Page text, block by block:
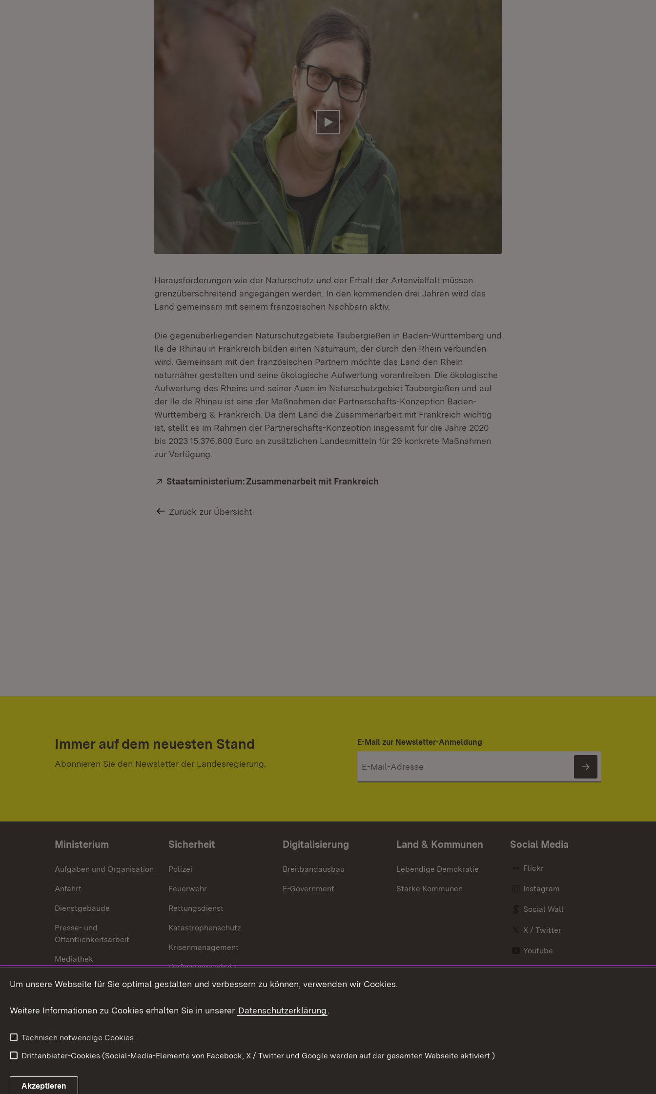
Video abspielen
Herausforderungen wie der Naturschutz und der Erhalt der Artenvielfalt müssen
grenzüberschreitend angegangen werden. In den kommenden drei Jahren wird das
Land gemeinsam mit seinem französischen Nachbarn aktiv.
Die gegenüberliegenden Naturschutzgebiete Taubergießen in Baden-Württemberg und
Ile de Rhinau in Frankreich bilden einen Naturraum, der durch den Rhein verbunden
wird. Gemeinsam mit den französischen Partnern möchte das Land den Rhein
naturnäher gestalten und seine ökologische Aufwertung vorantreiben. Die ökologische
Aufwertung des Rheins und seiner Auen im Naturschutzgebiet Taubergießen und auf
der Ile de Rhinau ist eine der Maßnahmen der Partnerschafts-Konzeption Baden-
Württemberg & Frankreich. Da dem Land die Zusammenarbeit mit Frankreich wichtig
ist, stellt es im Rahmen der Partnerschafts-Konzeption insgesamt für die Jahre 2020
bis 2023 15.376.600 Euro an zusätzlichen Landesmitteln für 29 konkrete Maßnahmen
zur Verfügung.
Extern:
Staatsministerium: Zusammenarbeit mit Frankreich
Zurück zur Übersicht
Immer auf dem neuesten Stand
Abonnieren Sie den Newsletter der Landesregierung.
E-Mail zur Newsletter-Anmeldung
Newsletter
Ministerium
Aufgaben und Organisation
Anfahrt
Dienstgebäude
Presse- und
Öffentlichkeitsarbeit
Mediathek
Publikationen
Sicherheit
Polizei
Feuerwehr
Rettungsdienst
Katastrophenschutz
Krisenmanagement
Verfassungsschutz
Datenschutz
Glücksspielrecht
Digitalisierung
Breitbandausbau
E-Government
Land & Kommunen
Lebendige Demokratie
Starke Kommunen
Social Media
Flickr
Instagram
Social Wall
X / Twitter
Youtube
Link zum Landesportal
Um unsere Webseite für Sie optimal gestalten und verbessern zu können, verwenden wir Cookies.
Weitere Informationen zu Cookies erhalten Sie in unserer Datenschutzerklärung.
Technisch notwendige Cookies
Drittanbieter-Cookies (Social-Media-Elemente von Facebook, X / Twitter und Google werden auf der gesamten Webseite aktiviert.)
Akzeptieren